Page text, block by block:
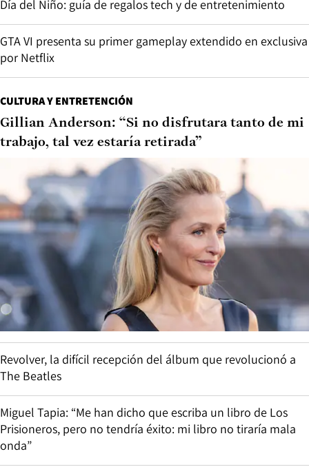
Día del Niño: guía de regalos tech y de entretenimiento
GTA VI presenta su primer gameplay extendido en exclusiva
por Netflix
CULTURA Y ENTRETENCIÓN
Gillian Anderson: “Si no disfrutara tanto de mi
trabajo, tal vez estaría retirada”
Revolver, la difícil recepción del álbum que revolucionó a
The Beatles
Miguel Tapia: “Me han dicho que escriba un libro de Los
Prisioneros, pero no tendría éxito: mi libro no tiraría mala
onda”